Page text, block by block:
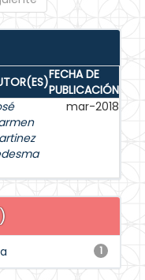
FECHA DE
PUBLICACIÓN
mar-2018
1